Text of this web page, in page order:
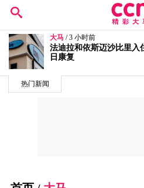
热门新闻
大马 / 5 小时前
退出火箭3年后重返政坛